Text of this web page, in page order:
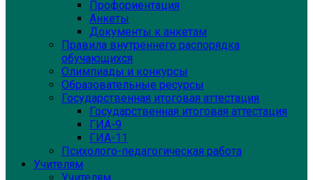
Профориентация
Анкеты
Документы к анкетам
Правила внутреннего распорядка
обучающихся
Олимпиады и конкурсы
Образовательные ресурсы
Государственная итоговая аттестация
Государственная итоговая аттестация
ГИА-9
ГИА-11
Психолого-педагогическая работа
Учителям